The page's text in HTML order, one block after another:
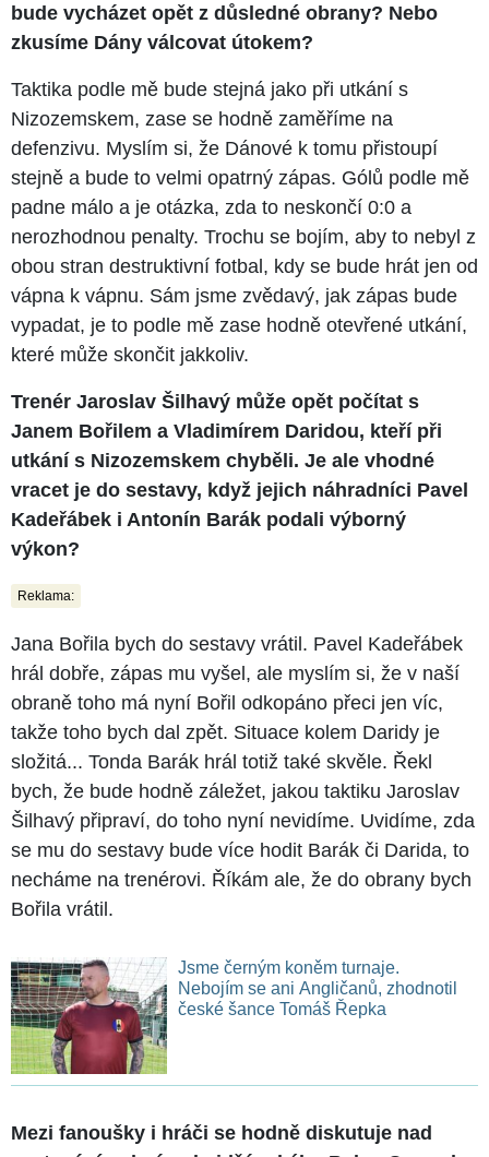
bude vycházet opět z důsledné obrany? Nebo
zkusíme Dány válcovat útokem?
Taktika podle mě bude stejná jako při utkání s
Nizozemskem, zase se hodně zaměříme na
defenzivu. Myslím si, že Dánové k tomu přistoupí
stejně a bude to velmi opatrný zápas. Gólů podle mě
padne málo a je otázka, zda to neskončí 0:0 a
nerozhodnou penalty. Trochu se bojím, aby to nebyl z
obou stran destruktivní fotbal, kdy se bude hrát jen od
vápna k vápnu. Sám jsme zvědavý, jak zápas bude
vypadat, je to podle mě zase hodně otevřené utkání,
které může skončit jakkoliv.
Trenér Jaroslav Šilhavý může opět počítat s
Janem Bořilem a Vladimírem Daridou, kteří při
utkání s Nizozemskem chyběli. Je ale vhodné
vracet je do sestavy, když jejich náhradníci Pavel
Kadeřábek i Antonín Barák podali výborný
výkon?
Reklama:
Jana Bořila bych do sestavy vrátil. Pavel Kadeřábek
hrál dobře, zápas mu vyšel, ale myslím si, že v naší
obraně toho má nyní Bořil odkopáno přeci jen víc,
takže toho bych dal zpět. Situace kolem Daridy je
složitá... Tonda Barák hrál totiž také skvěle. Řekl
bych, že bude hodně záležet, jakou taktiku Jaroslav
Šilhavý připraví, do toho nyní nevidíme. Uvidíme, zda
se mu do sestavy bude více hodit Barák či Darida, to
necháme na trenérovi. Říkám ale, že do obrany bych
Bořila vrátil.
Jsme černým koněm turnaje.
Nebojím se ani Angličanů, zhodnotil
české šance Tomáš Řepka
Mezi fanoušky i hráči se hodně diskutuje nad